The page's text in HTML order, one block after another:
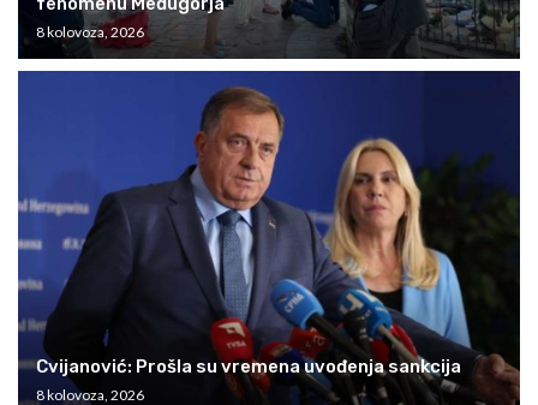
8 kolovoza, 2026
Cvijanović: Prošla su vremena uvođenja sankcija
8 kolovoza, 2026